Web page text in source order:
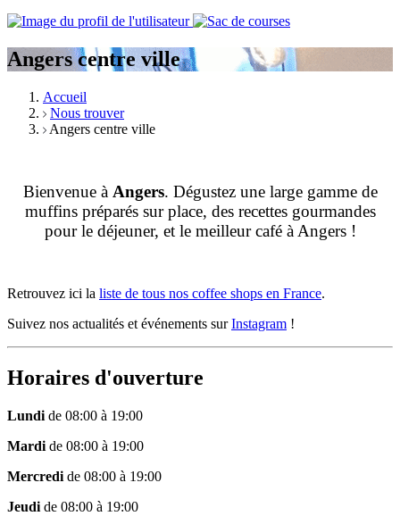
Angers centre ville
Accueil
Nous trouver
Angers centre ville
Bienvenue à Angers. Dégustez une large gamme de
muffins préparés sur place, des recettes gourmandes
pour le déjeuner, et le meilleur café à Angers !
Retrouvez ici la liste de tous nos coffee shops en France.
Suivez nos actualités et événements surInstagram !
Horaires d'ouverture
Lundi de 08:00 à 19:00
Mardi de 08:00 à 19:00
Mercredi de 08:00 à 19:00
Jeudi de 08:00 à 19:00